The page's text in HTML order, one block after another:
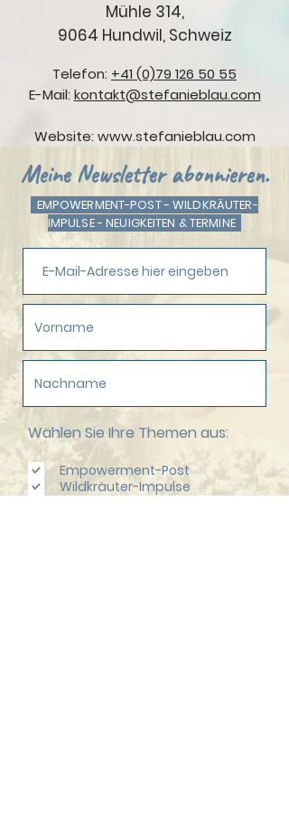
Mühle 314,
9064 Hundwil, Schweiz
Telefon: +41 (0)79 126 50 55
E-Mail: kontakt@stefanieblau.com
Website: www.stefanieblau.com
Meine Newsletter abonnieren.
EMPOWERMENT-POST - WILDKRÄUTER-
IMPULSE - NEUIGKEITEN & TERMINE
Wählen Sie Ihre Themen aus:
Empowerment-Post
Wildkräuter-Impulse